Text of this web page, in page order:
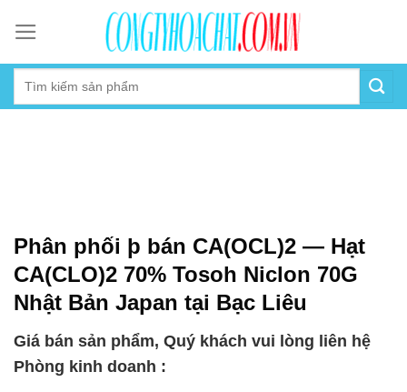
content
Phân phối þ bán CA(OCL)2 — Hạt
CA(CLO)2 70% Tosoh Niclon 70G
Nhật Bản Japan tại Bạc Liêu
Giá bán sản phẩm, Quý khách vui lòng liên hệ
Phòng kinh doanh :